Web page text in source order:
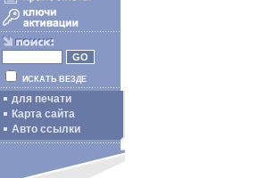
ИСКАТЬ ВЕЗДЕ
для печати
Карта сайта
Авто ссылки